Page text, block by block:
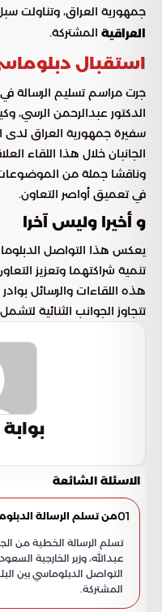
جمهورية العراق، وتناولت
العراقية المشتركة.
استقبال
جرت مراسم تسليم الرسالة في
الدكتور عبدالرحمن الرسي،
سفيرة جمهورية العراق
الجانبان خلال هذا اللقاء
وناقشا جملة من
في تعميق أواصر التعاون.
و أخيرا وليس آخرا
يعكس هذا التواصل
تنمية شراكتهما وتعزيز
هذه اللقاءات والرسائل
تتجاوز الجوانب الثنائية
الاسئلة الشائعة
01من تسلم الرسالة
تسلم الرسالة الخطية من
عبدالله، وزير الخارجية
التواصل الدبلوماسي بين
المشتركة.